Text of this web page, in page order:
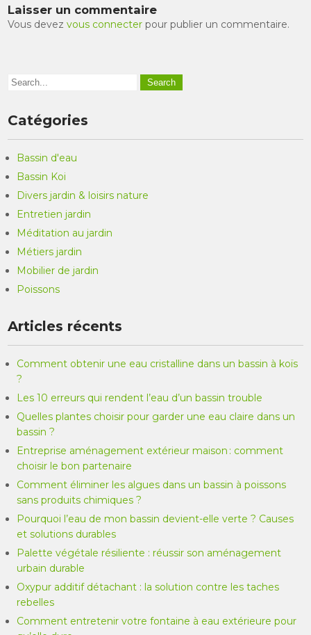
Laisser un commentaire
Vous devezvous connecter pour publier un commentaire.
Catégories
Bassin d'eau
Bassin Koi
Divers jardin & loisirs nature
Entretien jardin
Méditation au jardin
Métiers jardin
Mobilier de jardin
Poissons
Articles récents
Comment obtenir une eau cristalline dans un bassin à koïs
?
Les 10 erreurs qui rendent l’eau d’un bassin trouble
Quelles plantes choisir pour garder une eau claire dans un
bassin ?
Entreprise aménagement extérieur maison : comment
choisir le bon partenaire
Comment éliminer les algues dans un bassin à poissons
sans produits chimiques ?
Pourquoi l’eau de mon bassin devient-elle verte ? Causes
et solutions durables
Palette végétale résiliente : réussir son aménagement
urbain durable
Oxypur additif détachant : la solution contre les taches
rebelles
Comment entretenir votre fontaine à eau extérieure pour